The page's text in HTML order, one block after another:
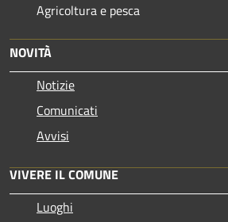
Agricoltura e pesca
NOVITÀ
Notizie
Comunicati
Avvisi
VIVERE IL COMUNE
Luoghi